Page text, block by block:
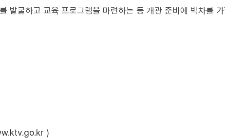
발굴하고 교육 프로그램을 마련하는 등 개관 준비에 박차를
)